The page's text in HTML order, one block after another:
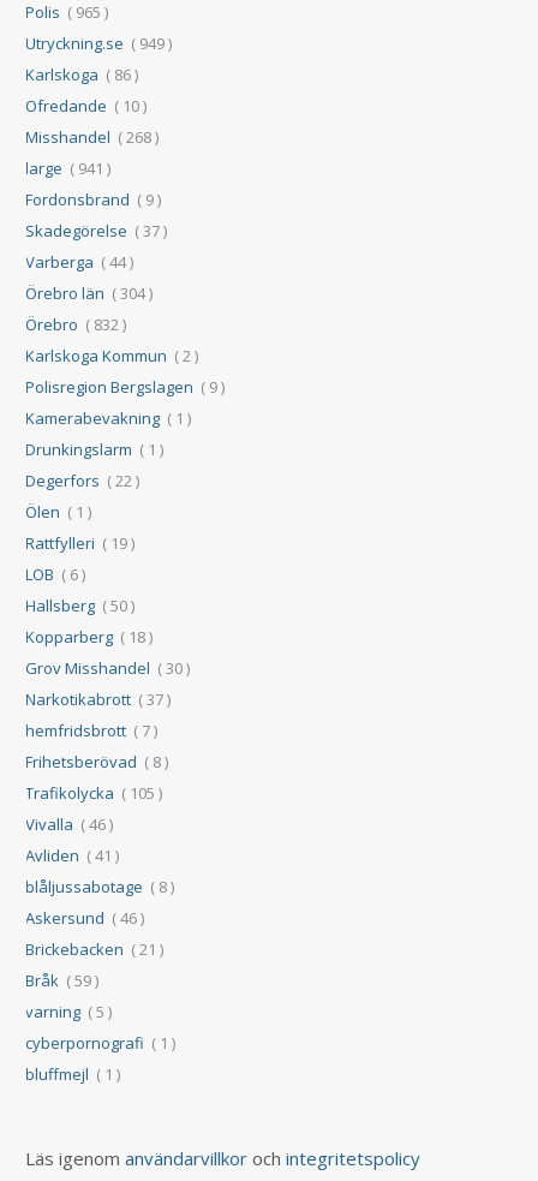
Polis ( 965 )
Utryckning.se ( 949 )
Karlskoga ( 86 )
Ofredande ( 10 )
Misshandel ( 268 )
large ( 941 )
Fordonsbrand ( 9 )
Skadegörelse ( 37 )
Varberga ( 44 )
Örebro län ( 304 )
Örebro ( 832 )
Karlskoga Kommun ( 2 )
Polisregion Bergslagen ( 9 )
Kamerabevakning ( 1 )
Drunkingslarm ( 1 )
Degerfors ( 22 )
Ölen ( 1 )
Rattfylleri ( 19 )
LOB ( 6 )
Hallsberg ( 50 )
Kopparberg ( 18 )
Grov Misshandel ( 30 )
Narkotikabrott ( 37 )
hemfridsbrott ( 7 )
Frihetsberövad ( 8 )
Trafikolycka ( 105 )
Vivalla ( 46 )
Avliden ( 41 )
blåljussabotage ( 8 )
Askersund ( 46 )
Brickebacken ( 21 )
Bråk ( 59 )
varning ( 5 )
cyberpornografi ( 1 )
bluffmejl ( 1 )
Läs igenomanvändarvillkor ochintegritetspolicy